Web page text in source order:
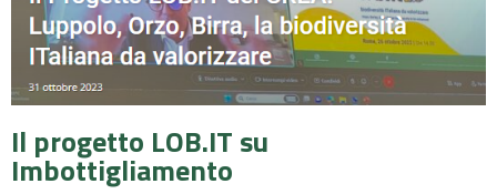
Il progetto LOB.IT su
Imbottigliamento